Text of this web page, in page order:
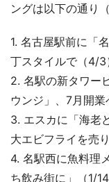
ングは以下の通り
1. 名古屋駅前に「
丁スタイルで（4/3
2. 名駅の新タワー
ウンジ」、7月開業
3. エスカに「海老
大エビフライを売
4. 名駅西に魚料理
ち飲み街に」（1/14